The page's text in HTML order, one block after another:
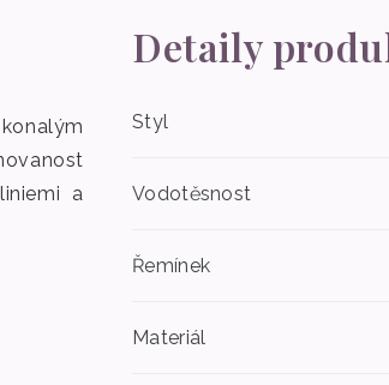
a
Detaily
Styl
Vodotěsnost
Řemínek
Materiál